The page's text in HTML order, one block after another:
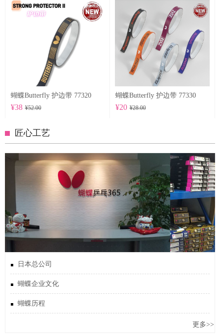
蝴蝶Butterfly 护边带 77320
¥38 ¥52.00
蝴蝶Butterfly 护边带 77330
¥20 ¥28.00
匠心工艺
日本总公司
蝴蝶企业文化
蝴蝶历程
更多>>